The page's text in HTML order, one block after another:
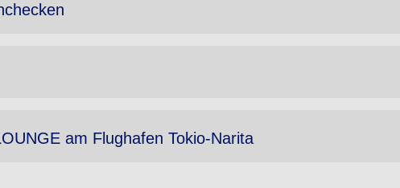
am Flughafen Tokio-Narita